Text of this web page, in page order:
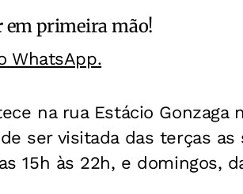
em primeira mão!
WhatsApp.
na rua Estácio
ser visitada das terças as
15h às 22h, e domingos,